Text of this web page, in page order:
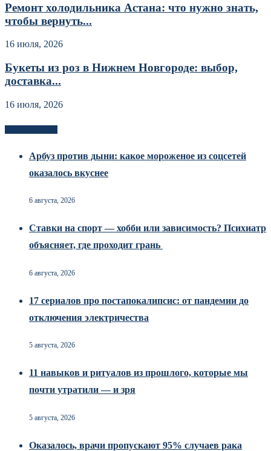
Ремонт холодильника Астана: что нужно знать,
чтобы вернуть...
16 июля, 2026
Букеты из роз в Нижнем Новгороде: выбор,
доставка...
16 июля, 2026
Арбуз против дыни: какое мороженое из соцсетей
оказалось вкуснее
6 августа, 2026
Ставки на спорт — хобби или зависимость? Психиатр
объясняет, где проходит грань
6 августа, 2026
17 сериалов про постапокалипсис: от пандемии до
отключения электричества
5 августа, 2026
11 навыков и ритуалов из прошлого, которые мы
почти утратили — и зря
5 августа, 2026
Оказалось, врачи пропускают 95% случаев рака